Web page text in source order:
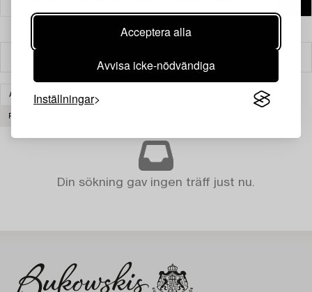
Acceptera alla
Avvisa icke-nödvändiga
Inställningar
ASIATISK KERAMIK & KONSTHANTVERK
RENSA ALLA
Din sökning gav ingen träff just nu.